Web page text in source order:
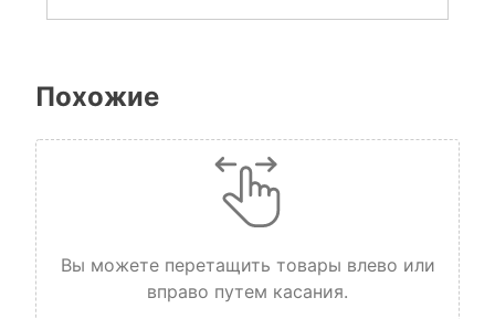
Похожие
Вы можете перетащить товары влево или
вправо путем касания.